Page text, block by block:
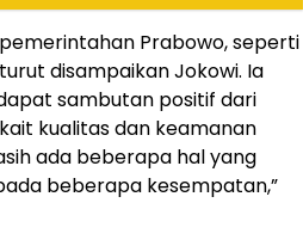
pemerintahan Prabowo, seperti
disampaikan Jokowi. Ia
sambutan positif dari
kualitas dan keamanan
ada beberapa hal yang
beberapa kesempatan,”